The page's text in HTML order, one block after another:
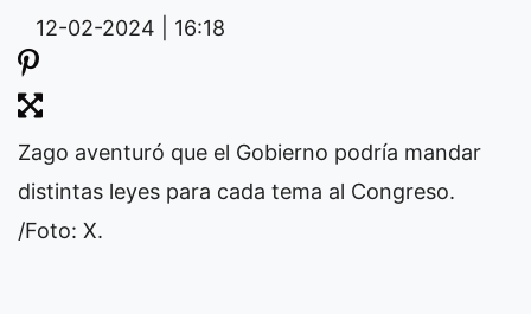
12-02-2024 | 16:18
Zago aventuró que el Gobierno podría mandar
distintas leyes para cada tema al Congreso.
/Foto: X.